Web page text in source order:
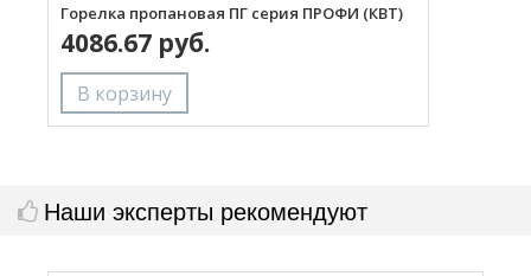
Горелка пропановая ПГ серия ПРОФИ (КВТ)
4086.67 руб.
Наши эксперты рекомендуют